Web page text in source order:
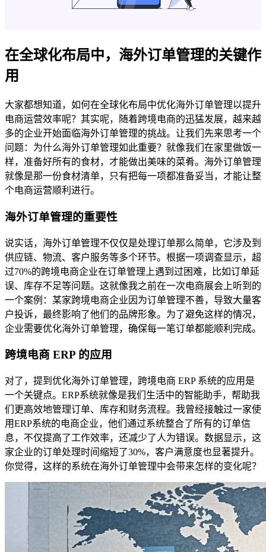
在全球化布局中，海外订单管理的关键作
用
大家都想知道，如何在全球化布局中优化海外订单管理以提升
电商运营效率呢？其实呢，随着跨境电商的迅猛发展，越来越
多的企业开始面临海外订单管理的挑战。让我们先来思考一个
问题：为什么海外订单管理如此重要？就像我们在家里做饭一
样，准备好所有的食材，才能做出美味的菜肴。海外订单管理
就像是那一份食材清单，只有把每一项都准备妥当，才能让整
个电商运营顺利进行。
海外订单管理的重要性
说实话，海外订单管理不仅仅是处理订单那么简单，它涉及到
供应链、物流、客户服务等多个环节。根据一项调查显示，超
过70%的跨境电商企业在订单管理上遇到过困难，比如订单延
误、库存不足等问题。这就像我之前在一次电商展会上听到的
一个案例：某家跨境电商企业因为订单管理不善，导致大量客
户投诉，最终影响了他们的品牌形象。为了避免这样的情况，
企业需要优化海外订单管理，确保每一笔订单都能顺利完成。
跨境电商 ERP 的应用
对了，提到优化海外订单管理，跨境电商 ERP 系统的应用是
一个关键点。ERP系统就像是我们生活中的智能助手，帮助我
们更高效地管理订单、库存和财务流程。我曾经接触过一家使
用ERP系统的电商企业，他们通过系统整合了所有的订单信
息，不仅提高了工作效率，还减少了人为错误。数据显示，这
家企业的订单处理时间缩短了30%，客户满意度也显著提升。
你觉得，这样的系统在海外订单管理中会带来怎样的变化呢？